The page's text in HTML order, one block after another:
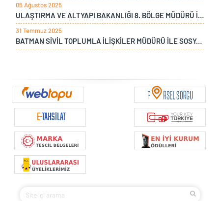
05 Ağustos 2025
ULAŞTIRMA VE ALTYAPI BAKANLIĞI 8. BÖLGE MÜDÜRÜ İLE ÇAYKUR DİYARBAKIR BÖLGE MÜDÜRÜNÜN BÖLGE MÜDÜRLÜĞÜMÜZÜ ZİYARETİ
31 Temmuz 2025
BATMAN SİVİL TOPLUMLA İLİŞKİLER MÜDÜRÜ İLE SOSYAL YARDIMLAŞMA MÜDÜRÜNÜN BÖLGE MÜDÜRLÜĞÜMÜZÜ ZİYARETİ